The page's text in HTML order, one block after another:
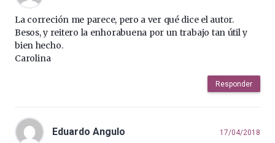
La correción me parece, pero a ver qué dice el autor.
Besos, y reitero la enhorabuena por un trabajo tan útil y
bien hecho.
Carolina
Responder
Eduardo Angulo 17/04/2018